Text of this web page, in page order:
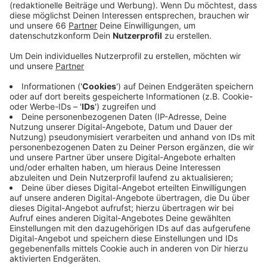
GTA 6 wird wahrscheinlich das bisher
teuerste Videospiel der Geschichte
Anzeige
Mit Produktionskosten in Milliardenhöhe wird es das
teuerste Spiel der Geschichte. Am 19. November
kommt es raus, aber vorbestellen kann man es schon
jetzt.
Anzeige